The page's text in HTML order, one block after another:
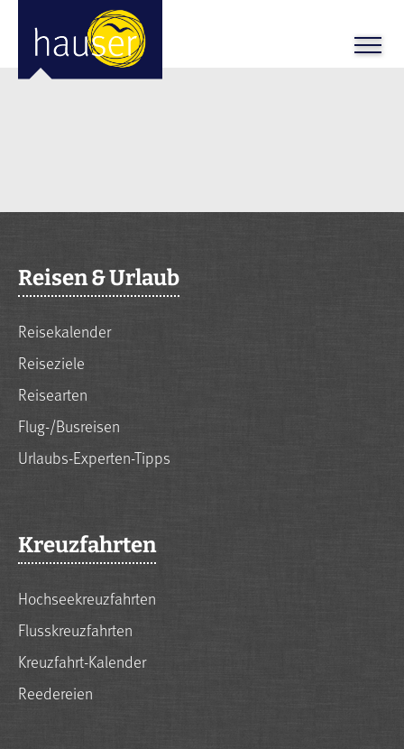
Reisen & Urlaub
Reisekalender
Reiseziele
Reisearten
Flug-/Busreisen
Urlaubs-Experten-Tipps
Kreuzfahrten
Hochseekreuzfahrten
Flusskreuzfahrten
Kreuzfahrt-Kalender
Reedereien